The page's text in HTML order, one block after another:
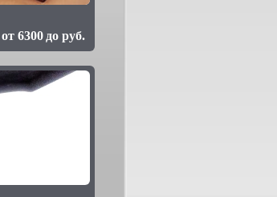
от 6300 до руб.